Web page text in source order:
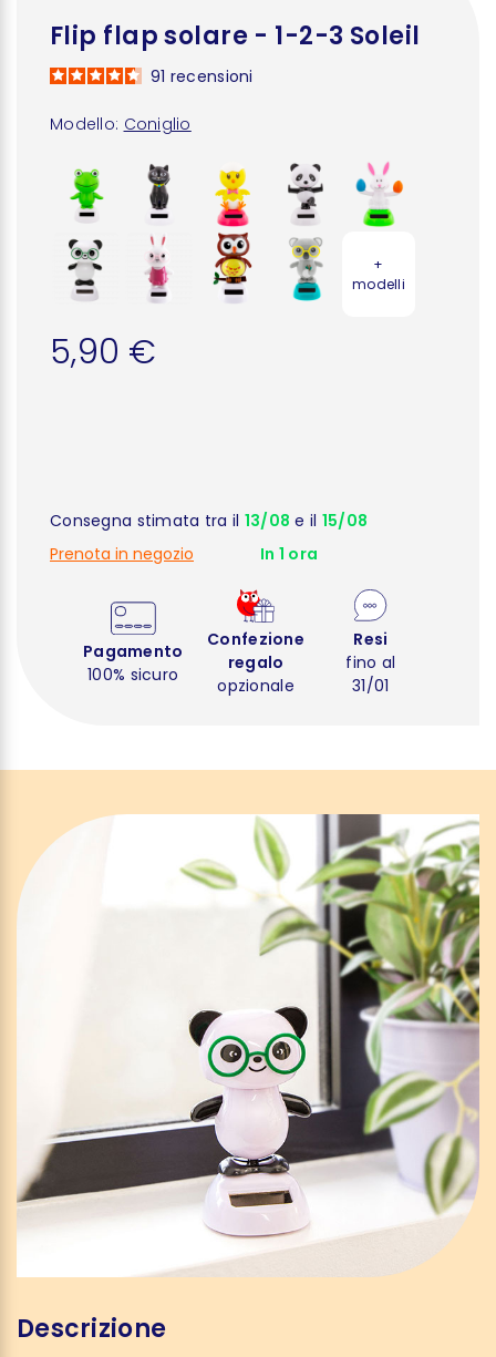
Flip flap solare - 1-2-3 Soleil
Modello: Coniglio
91 recensioni
+
modelli
5,90 €
Consegna stimata tra il 13/08 e il 15/08
Prenota in negozio
In 1 ora
Pagamento
100% sicuro
Confezione
regalo
opzionale
Resi
fino al
31/01
Descrizione